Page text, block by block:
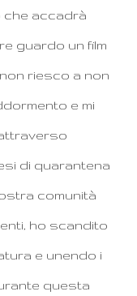
che accadrà
guardo un film
riesco a non
e mi
di quarantena
comunità
ho scandito
e unendo i
questa